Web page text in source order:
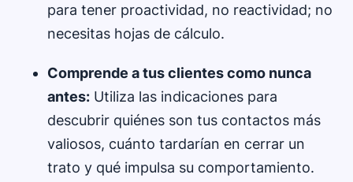
para tener proactividad, no reactividad; no
necesitas hojas de cálculo.
Comprende a tus clientes como nunca
antes: Utiliza las indicaciones para
descubrir quiénes son tus contactos más
valiosos, cuánto tardarían en cerrar un
trato y qué impulsa su comportamiento.